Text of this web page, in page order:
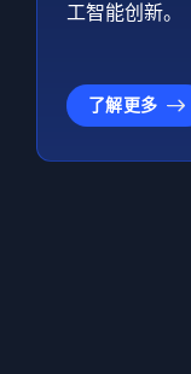
工智能创新。
了解更多